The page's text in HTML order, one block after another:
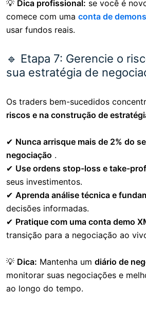
💡 Dica profissional: se você é
comece com uma conta de
usar fundos reais.
🔹 Etapa 7: Gerencie o
sua estratégia de
Os traders bem-sucedidos
riscos e na construção de
✔ Nunca arrisque mais de 2% do
negociação .
✔ Use ordens stop-loss e take-
seus investimentos.
✔ Aprenda análise técnica e
decisões informadas.
✔ Pratique com uma conta demo
transição para a negociação ao
💡 Dica: Mantenha um diário de
monitorar suas negociações e
ao longo do tempo.